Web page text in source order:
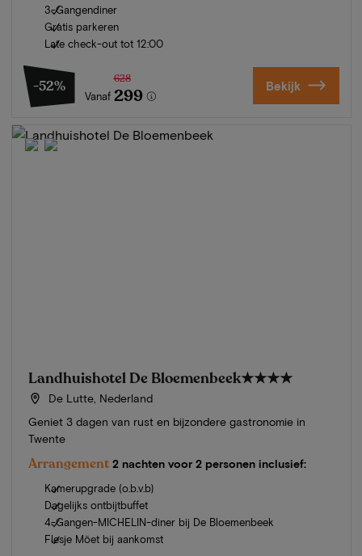
3-Gangendiner
Gratis parkeren
Late check-out tot 12:00
-52%
Vanaf
628
299 Bekijk
Landhuishotel De Bloemenbeek★★★★
De Lutte, Nederland
Geniet 3 dagen van rust en bijzondere gastronomie in
Twente
Arrangement 2 nachten voor 2 personen inclusief:
Kamerupgrade (o.b.v.b)
Dagelijks ontbijtbuffet
4-Gangen-MICHELIN-diner bij De Bloemenbeek
Flesje Möet bij aankomst